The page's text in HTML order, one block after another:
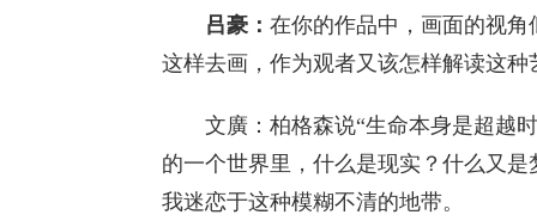
吕豪： 在你的作品中，画面的视
这样去画，作为观者又该怎样解读这种
文廣：柏格森说“生命本身是超越时
的一个世界里，什么是现实？什么又
我迷恋于这种模糊不清的地带。